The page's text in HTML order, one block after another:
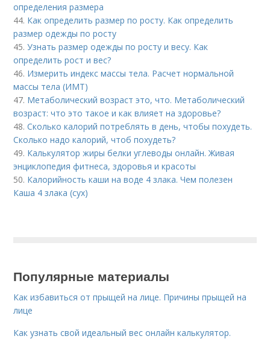
определения размера
44. Как определить размер по росту. Как определить
размер одежды по росту
45.Узнать размер одежды по росту и весу. Как
определить рост и вес?
46. Измерить индекс массы тела. Расчет нормальной
массы тела (ИМТ)
47. Метаболический возраст это, что. Метаболический
возраст: что это такое и как влияет на здоровье?
48.Сколько калорий потреблять в день, чтобы похудеть.
Сколько надо калорий, чтоб похудеть?
49. Калькулятор жиры белки углеводы онлайн. Живая
энциклопедия фитнеса, здоровья и красоты
50. Калорийность каши на воде 4 злака. Чем полезен
Каша 4 злака (сух)
Популярные материалы
Как избавиться от прыщей на лице. Причины прыщей на
лице
Как узнать свой идеальный вес онлайн калькулятор.